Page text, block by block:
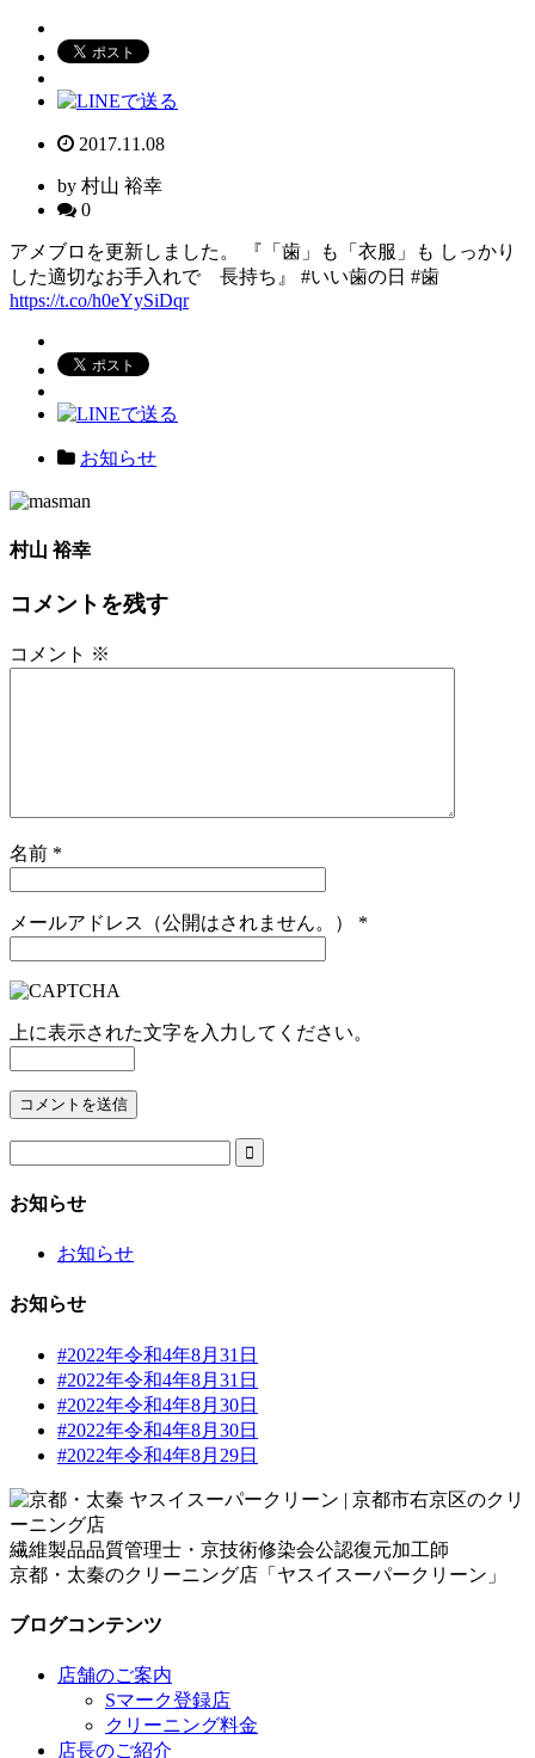
2017.11.08
by 村山 裕幸
0
アメブロを更新しました。 『「歯」も「衣服」も しっかり
した適切なお手入れで 長持ち』 #いい歯の日 #歯
https://t.co/h0eYySiDqr
お知らせ
村山 裕幸
コメントを残す
コメント ※
名前 *
メールアドレス（公開はされません。） *
上に表示された文字を入力してください。

お知らせ
お知らせ
お知らせ
#2022年令和4年8月31日
#2022年令和4年8月31日
#2022年令和4年8月30日
#2022年令和4年8月30日
#2022年令和4年8月29日
繊維製品品質管理士・京技術修染会公認復元加工師
京都・太秦のクリーニング店「ヤスイスーパークリーン」
ブログコンテンツ
店舗のご案内
Sマーク登録店
クリーニング料金
店長のご紹介